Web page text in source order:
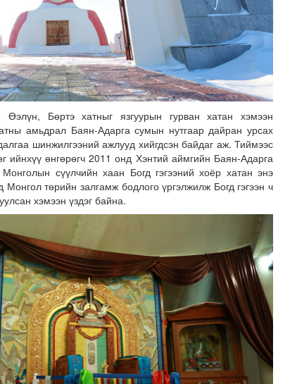
буй асуудлуудыг 7 хоног бүр Засгийн газрын х..
Өэлүн, Бөртэ хатныг язгуурын гурван хатан хэмээн
амьдрал Баян-Адарга сумын нутгаар дайран урсах
шинжилгээний ажлууд хийгдсэн байдаг аж. Тиймээс
ийнхүү өнгөрөгч 2011 онд Хэнтий аймгийн Баян-Адарга
сүүлчийн хаан Богд гэгээний хоёр хатан энэ
Монгол төрийн залгамж бодлого үргэлжилж Богд гэгээн ч
хэмээн үздэг байна.